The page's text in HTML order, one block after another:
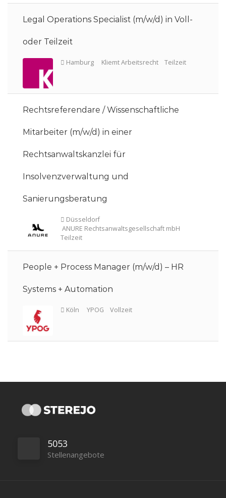
Köln Lawgentur
Hannover
Legal Operations Specialist (m/w/d) in Voll-
oder Teilzeit
Rechtsreferendare / Wissenschaftliche
Mitarbeiter (m/w/d) in einer
Rechtsanwaltskanzlei für
Insolvenzverwaltung und
Sanierungsberatung
People + Process Manager (m/w/d) – HR
Systems + Automation
5053
Stellenangebote